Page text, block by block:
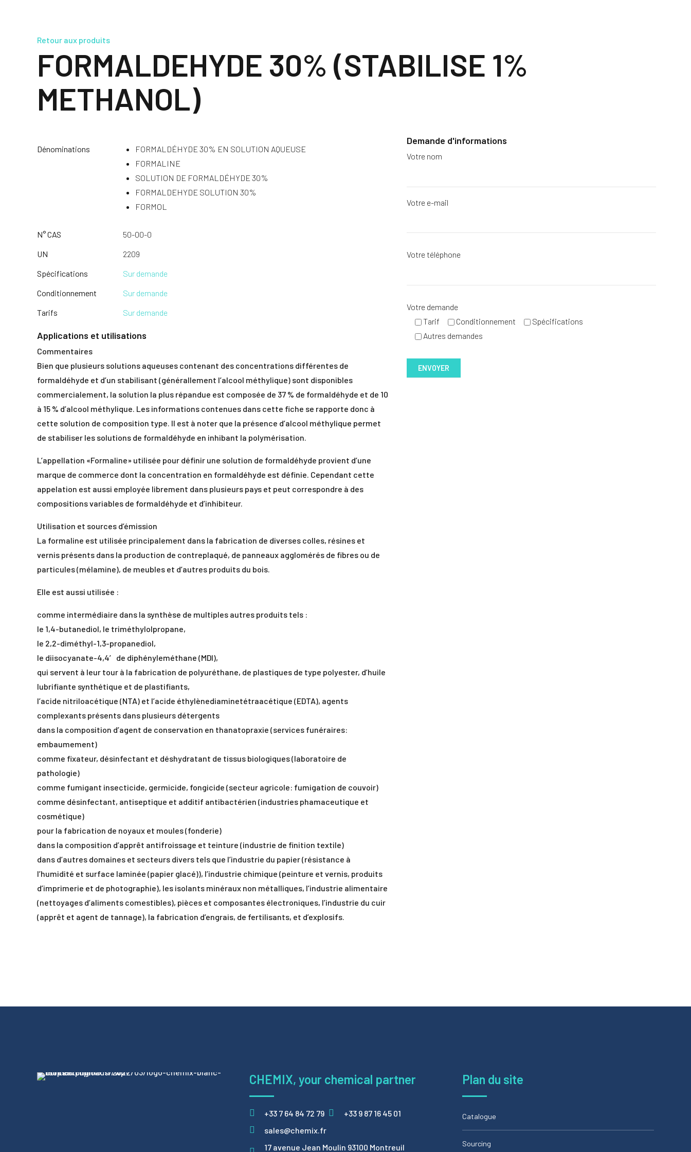
Retour aux produits
FORMALDEHYDE 30% (STABILISE 1%
METHANOL)
Dénominations
FORMALDÉHYDE 30% EN SOLUTION AQUEUSE
FORMALINE
SOLUTION DE FORMALDÉHYDE 30%
FORMALDEHYDE SOLUTION 30%
FORMOL
N° CAS
50-00-0
UN
2209
Spécifications
Sur demande
Conditionnement
Sur demande
Tarifs
Sur demande
Applications et utilisations
Commentaires
Bien que plusieurs solutions aqueuses contenant des concentrations différentes de
formaldéhyde et d’un stabilisant (générallement l’alcool méthylique) sont disponibles
commercialement, la solution la plus répandue est composée de 37 % de formaldéhyde et de 10
à 15 % d’alcool méthylique. Les informations contenues dans cette fiche se rapporte donc à
cette solution de composition type. Il est à noter que la présence d’alcool méthylique permet
de stabiliser les solutions de formaldéhyde en inhibant la polymérisation.
L’appellation «Formaline» utilisée pour définir une solution de formaldéhyde provient d’une
marque de commerce dont la concentration en formaldéhyde est définie. Cependant cette
appelation est aussi employée librement dans plusieurs pays et peut correspondre à des
compositions variables de formaldéhyde et d’inhibiteur.
Utilisation et sources d’émission
La formaline est utilisée principalement dans la fabrication de diverses colles, résines et
vernis présents dans la production de contreplaqué, de panneaux agglomérés de fibres ou de
particules (mélamine), de meubles et d’autres produits du bois.
Elle est aussi utilisée :
comme intermédiaire dans la synthèse de multiples autres produits tels :
le 1,4-butanediol, le triméthylolpropane,
le 2,2-diméthyl-1,3-propanediol,
le diisocyanate-4,4′ de diphényleméthane (MDI),
qui servent à leur tour à la fabrication de polyuréthane, de plastiques de type polyester, d’huile
lubrifiante synthétique et de plastifiants,
l’acide nitriloacétique (NTA) et l’acide éthylènediaminetétraacétique (EDTA), agents
complexants présents dans plusieurs détergents
dans la composition d’agent de conservation en thanatopraxie (services funéraires:
embaumement)
comme fixateur, désinfectant et déshydratant de tissus biologiques (laboratoire de
pathologie)
comme fumigant insecticide, germicide, fongicide (secteur agricole: fumigation de couvoir)
comme désinfectant, antiseptique et additif antibactérien (industries phamaceutique et
cosmétique)
pour la fabrication de noyaux et moules (fonderie)
dans la composition d’apprêt antifroissage et teinture (industrie de finition textile)
dans d’autres domaines et secteurs divers tels que l’industrie du papier (résistance à
l’humidité et surface laminée (papier glacé)), l’industrie chimique (peinture et vernis, produits
d’imprimerie et de photographie), les isolants minéraux non métalliques, l’industrie alimentaire
(nettoyages d’aliments comestibles), pièces et composantes électroniques, l’industrie du cuir
(apprêt et agent de tannage), la fabrication d’engrais, de fertilisants, et d’explosifs.
Demande d'informations
Votre nom
Votre e-mail
Votre téléphone
Votre demande
Tarif
Conditionnement
Spécifications
Autres demandes
CHEMIX, your chemical partner
+33 7 64 84 72 79
+33 9 87 16 45 01
sales@chemix.fr
17 avenue Jean Moulin 93100 Montreuil
Plan du site
Catalogue
Sourcing